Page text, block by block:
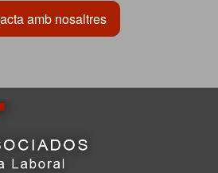
amb nosaltres